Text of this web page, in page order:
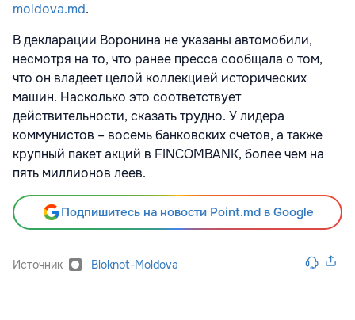
moldova.md.
В декларации Воронина не указаны автомобили,
несмотря на то, что ранее пресса сообщала о том,
что он владеет целой коллекцией исторических
машин. Насколько это соответствует
действительности, сказать трудно. У лидера
коммунистов – восемь банковских счетов, а также
крупный пакет акций в FINCOMBANK, более чем на
пять миллионов леев.
Подпишитесь на новости Point.md в Google
Источник Bloknot-Moldova